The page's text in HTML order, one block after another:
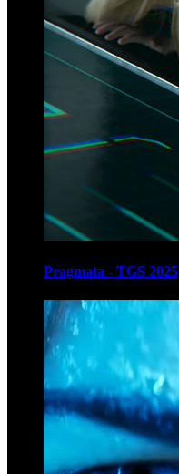
Pragmata - TGS 2025